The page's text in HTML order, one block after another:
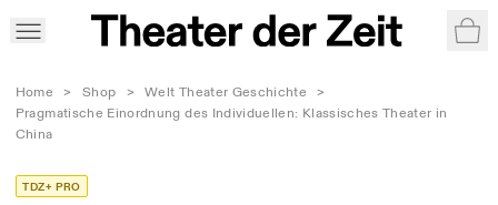
Home > Shop > Welt Theater Geschichte
>
Pragmatische Einordnung des Individuellen: Klassisches Theater in
China
TDZ+ PRO